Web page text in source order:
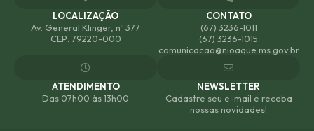
LOCALIZAÇÃO
Av. General Klinger, nº 377
CEP: 79220-000
CONTATO
(67) 3236-1011
(67) 3236-1015
comunicacao@nioaque.ms.gov.br
ATENDIMENTO
Das 07h00 às 13h00
NEWSLETTER
Cadastre seu e-mail e receba
nossas novidades!